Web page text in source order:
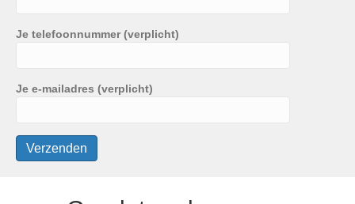
Je telefoonnummer (verplicht)
Je e-mailadres (verplicht)